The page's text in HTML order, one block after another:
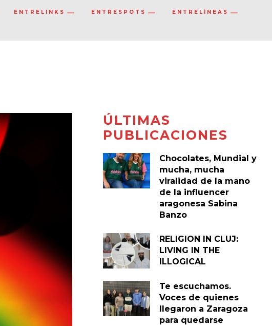
ENTRELINKS ENTRESPOTS ENTRELÍNEAS
ÚLTIMAS
PUBLICACIONES
Chocolates, Mundial y
mucha, mucha
viralidad de la mano
de la influencer
aragonesa Sabina
Banzo
RELIGION IN CLUJ:
LIVING IN THE
ILLOGICAL
Te escuchamos.
Voces de quienes
llegaron a Zaragoza
para quedarse